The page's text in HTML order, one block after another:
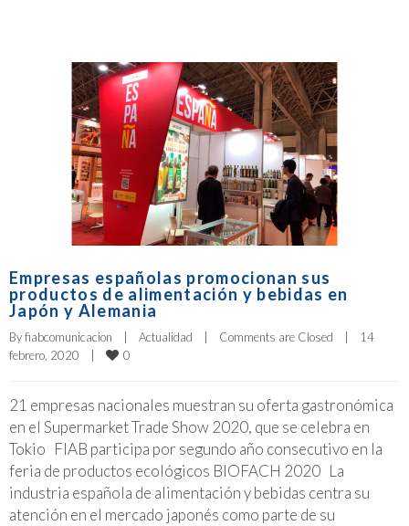
Empresas españolas promocionan sus
productos de alimentación y bebidas en
Japón y Alemania
By fiabcomunicacion Actualidad Comments are Closed
14
febrero, 2020
0
21 empresas nacionales muestran su oferta gastronómica
en el Supermarket Trade Show 2020, que se celebra en
Tokio FIAB participa por segundo año consecutivo en la
feria de productos ecológicos BIOFACH 2020 La
industria española de alimentación y bebidas centra su
atención en el mercado japonés como parte de su